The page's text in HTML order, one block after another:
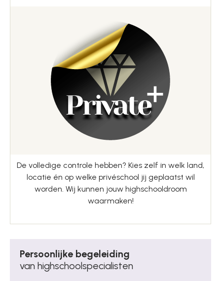
De volledige controle hebben? Kies zelf in welk land,
locatie én op welke privéschool jij geplaatst wil
worden. Wij kunnen jouw highschooldroom
waarmaken!
Persoonlijke begeleiding
van highschoolspecialisten